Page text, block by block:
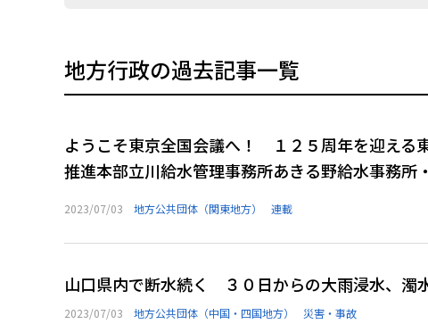
地方行政の過去記事一覧
ようこそ東京全国会議へ！ １２５周年を迎え
推進本部立川給水管理事務所あきる野給水事務所
2023/07/03 地方公共団体（関東地方） 連載
山口県内で断水続く ３０日からの大雨浸水、濁
2023/07/03 地方公共団体（中国・四国地方） 災害・事故